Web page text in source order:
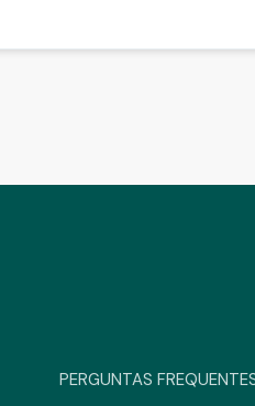
PERGUNTAS